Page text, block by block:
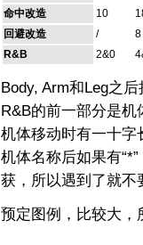
命中改造
10
回避改造
/
8
R&B
2&0
Body, Arm和Leg之
R&B的前一部分是
机体移动时有一十字
机体名称后如果有
获，所以遇到了就不
预定图例，比较大，